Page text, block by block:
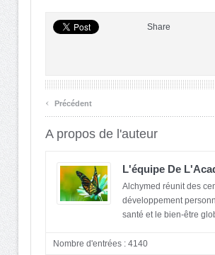
Share
‹ Précédent
A propos de l'auteur
L'équipe De
Alchymed réunit des
développement
santé et le bien-être
Nombre d'entrées : 4140